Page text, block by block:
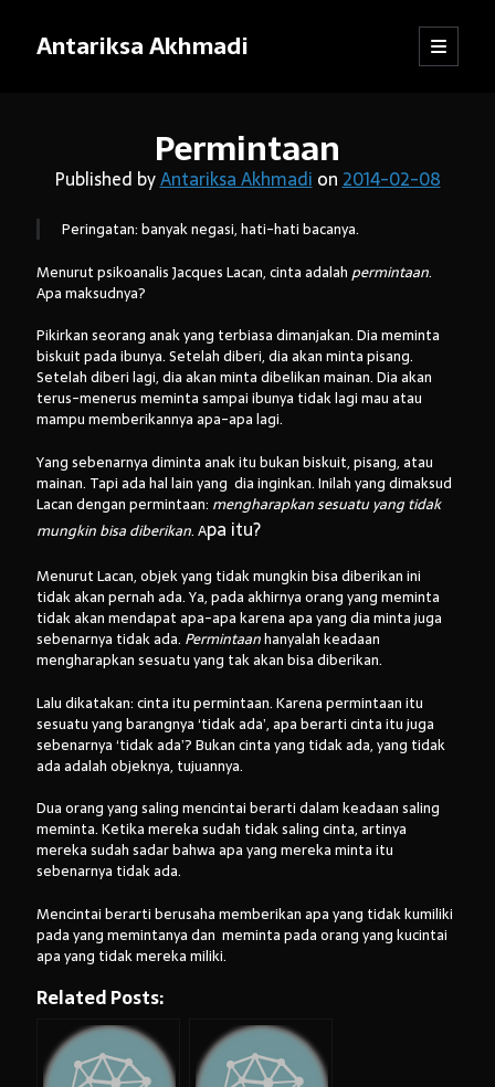
Antariksa Akhmadi
open
primary
that has to do with text, except maybe texting.
Catatan:
Blog ini adalah kumpulan tulisan yang dibuat oleh saya semenjak
SMP kelas VIII (sekarang saya sudah bekerja). Dari mula-mula menulis
blog hingga sekarang, pendapat dan pemikiran saya sudah jauh
berubah. Oleh karena itu, mohon kebijaksanaan pembaca dalam
menanggapi tulisan-tulisan yang sudah lama.
Jika ada komentar yang tidak termuat, kemungkinan besar
tanggapan itu tersangkut sistemanti-spam
Terima kasih sudah mampir!
Arsip:
Arsip:
Search
Permintaan
Published byAntariksa Akhmadi on 2014-02-08
Peringatan: banyak negasi, hati-hati bacanya.
Menurut psikoanalis Jacques Lacan, cinta adalah permintaan.
Apa maksudnya?
Pikirkan seorang anak yang terbiasa dimanjakan. Dia meminta
biskuit pada ibunya. Setelah diberi, dia akan minta pisang.
Setelah diberi lagi, dia akan minta dibelikan mainan. Dia akan
terus-menerus meminta sampai ibunya tidak lagi mau atau
mampu memberikannya apa-apa lagi.
Yang sebenarnya diminta anak itu bukan biskuit, pisang, atau
mainan. Tapi ada hal lain yang dia inginkan. Inilah yang dimaksud
Lacan dengan permintaan: mengharapkan sesuatu yang tidak
mungkin bisa diberikan. Apa itu?
Menurut Lacan, objek yang tidak mungkin bisa diberikan ini
tidak akan pernah ada. Ya, pada akhirnya orang yang meminta
tidak akan mendapat apa-apa karena apa yang dia minta juga
sebenarnya tidak ada. Permintaanhanyalah keadaan
mengharapkan sesuatu yang tak akan bisa diberikan.
Lalu dikatakan: cinta itu permintaan. Karena permintaan itu
sesuatu yang barangnya ‘tidak ada’, apa berarti cinta itu juga
sebenarnya ‘tidak ada’? Bukan cinta yang tidak ada, yang tidak
ada adalah objeknya, tujuannya.
Dua orang yang saling mencintai berarti dalam keadaan saling
meminta. Ketika mereka sudah tidak saling cinta, artinya
mereka sudah sadar bahwa apa yang mereka minta itu
sebenarnya tidak ada.
Mencintai berarti berusaha memberikan apa yang tidak kumiliki
pada yang memintanya dan meminta pada orang yang kucintai
apa yang tidak mereka miliki.
Related Posts: